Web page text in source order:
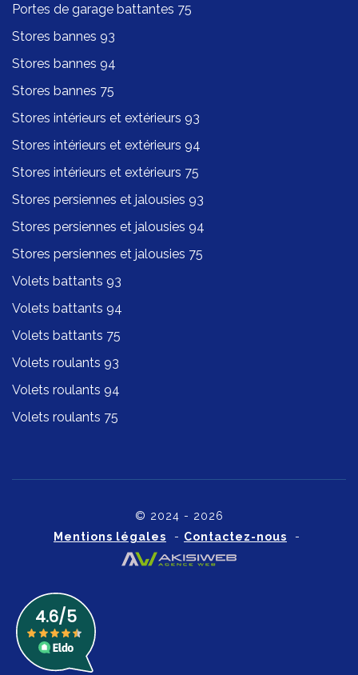
Portes de garage battantes 75
Stores bannes 93
Stores bannes 94
Stores bannes 75
Stores intérieurs et extérieurs 93
Stores intérieurs et extérieurs 94
Stores intérieurs et extérieurs 75
Stores persiennes et jalousies 93
Stores persiennes et jalousies 94
Stores persiennes et jalousies 75
Volets battants 93
Volets battants 94
Volets battants 75
Volets roulants 93
Volets roulants 94
Volets roulants 75
© 2024 - 2026
Mentions légales - Contactez-nous -